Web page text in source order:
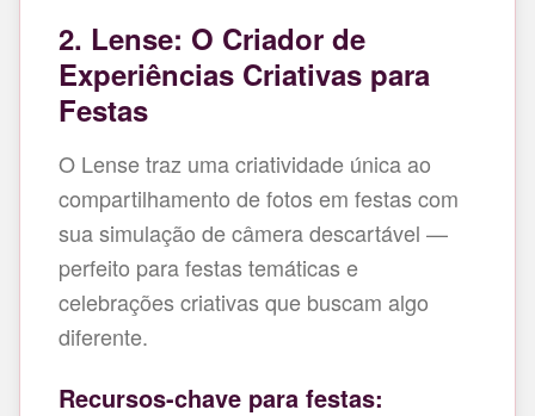
2. Lense: O Criador de
Experiências Criativas para
Festas
O Lense traz uma criatividade única ao
compartilhamento de fotos em festas com
sua simulação de câmera descartável —
perfeito para festas temáticas e
celebrações criativas que buscam algo
diferente.
Recursos-chave para festas: